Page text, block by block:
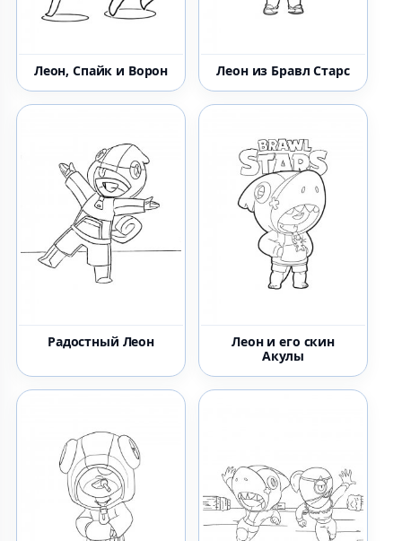
Леон, Спайк и Ворон Леон из Бравл Старс
Радостный Леон
Леон и его скин
Акулы